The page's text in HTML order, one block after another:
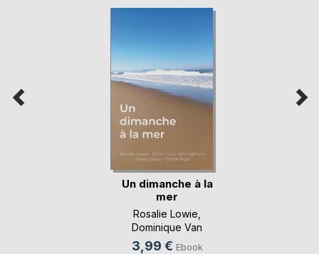
Un dimanche à la
mer
Rosalie Lowie
Dominique Van
Cotthem
3,99 € Ebook